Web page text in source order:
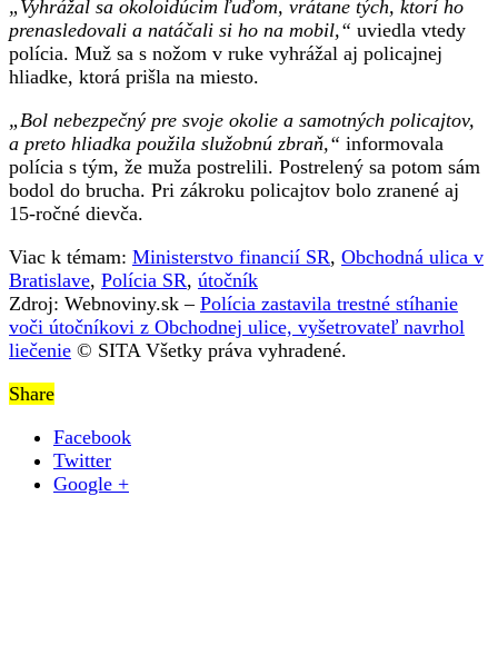
„Vyhrážal sa okoloidúcim ľuďom, vrátane tých, ktorí ho
prenasledovali a natáčali si ho na mobil,“ uviedla vtedy
polícia. Muž sa s nožom v ruke vyhrážal aj policajnej
hliadke, ktorá prišla na miesto.
„Bol nebezpečný pre svoje okolie a samotných policajtov,
a preto hliadka použila služobnú zbraň,“ informovala
polícia s tým, že muža postrelili. Postrelený sa potom sám
bodol do brucha. Pri zákroku policajtov bolo zranené aj
15-ročné dievča.
Viac k témam: Ministerstvo financií SR, Obchodná ulica v
Bratislave, Polícia SR, útočník
Zdroj: Webnoviny.sk – Polícia zastavila trestné stíhanie
voči útočníkovi z Obchodnej ulice, vyšetrovateľ navrhol
liečenie © SITA Všetky práva vyhradené.
Share
Facebook
Twitter
Google +